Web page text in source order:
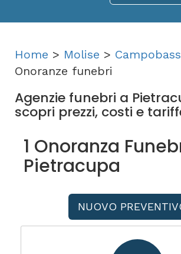
Home > Molise >
Onoranze funebri
Agenzie funebri a
scopri prezzi, costi e
1 Onoranza
Pietracupa
NUOVO